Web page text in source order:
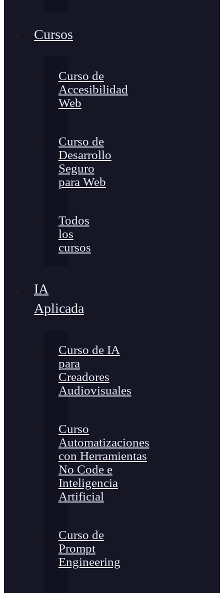
Cursos
Curso de
Accesibilidad
Web
Curso de
Desarrollo
Seguro
para Web
Todos
los
cursos
IA
Aplicada
Curso de IA
para
Creadores
Audiovisuales
Curso
Automatizaciones
con Herramientas
No Code e
Inteligencia
Artificial
Curso de
Prompt
Engineering